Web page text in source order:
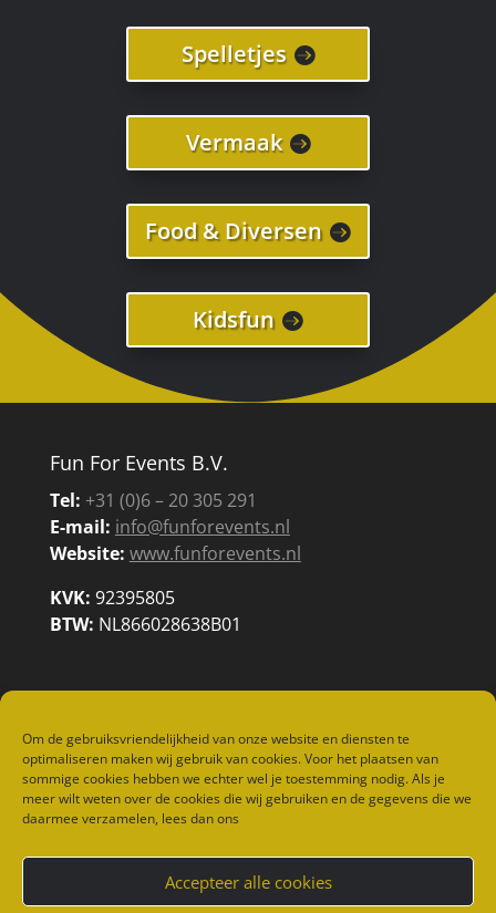
Om de gebruiksvriendelijkheid van onze website en diensten te
optimaliseren maken wij gebruik van cookies. Voor het plaatsen van
sommige cookies hebben we echter wel je toestemming nodig. Als je
meer wilt weten over de cookies die wij gebruiken en de gegevens die we
daarmee verzamelen, lees dan ons
Accepteer alle cookies
Spelletjes
Vermaak
Food & Diversen
Kidsfun
Fun For Events B.V.
Tel: +31 (0)6 – 20 305 291
E-mail: info@funforevents.nl
Website: www.funforevents.nl
KVK: 92395805
BTW: NL866028638B01
Home Spelletjes
Vermaak
Food & Diversen
Kidsfun
Referenties
Contact
Privacybeleid Cookiebeleid (EU)